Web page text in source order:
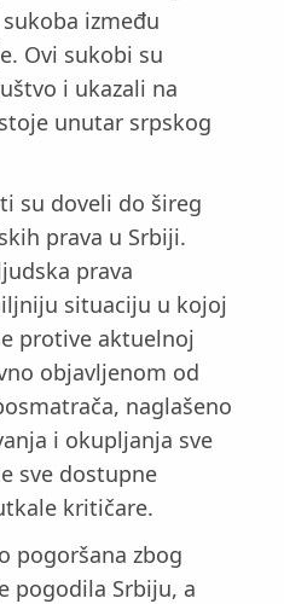
između
Ovi sukobi su
i ukazali na
unutar srpskog
su doveli do šireg
prava u Srbiji.
prava
situaciju u kojoj
protive aktuelnoj
objavljenom od
naglašeno
i okupljanja sve
sve dostupne
kritičare.
pogoršana zbog
pogodila Srbiju, a